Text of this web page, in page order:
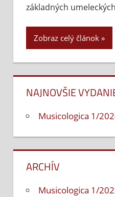
základných
Zobraz celý článok
NAJNOVŠIE
Musicologica 1/
ARCHÍV
Musicologica 1/